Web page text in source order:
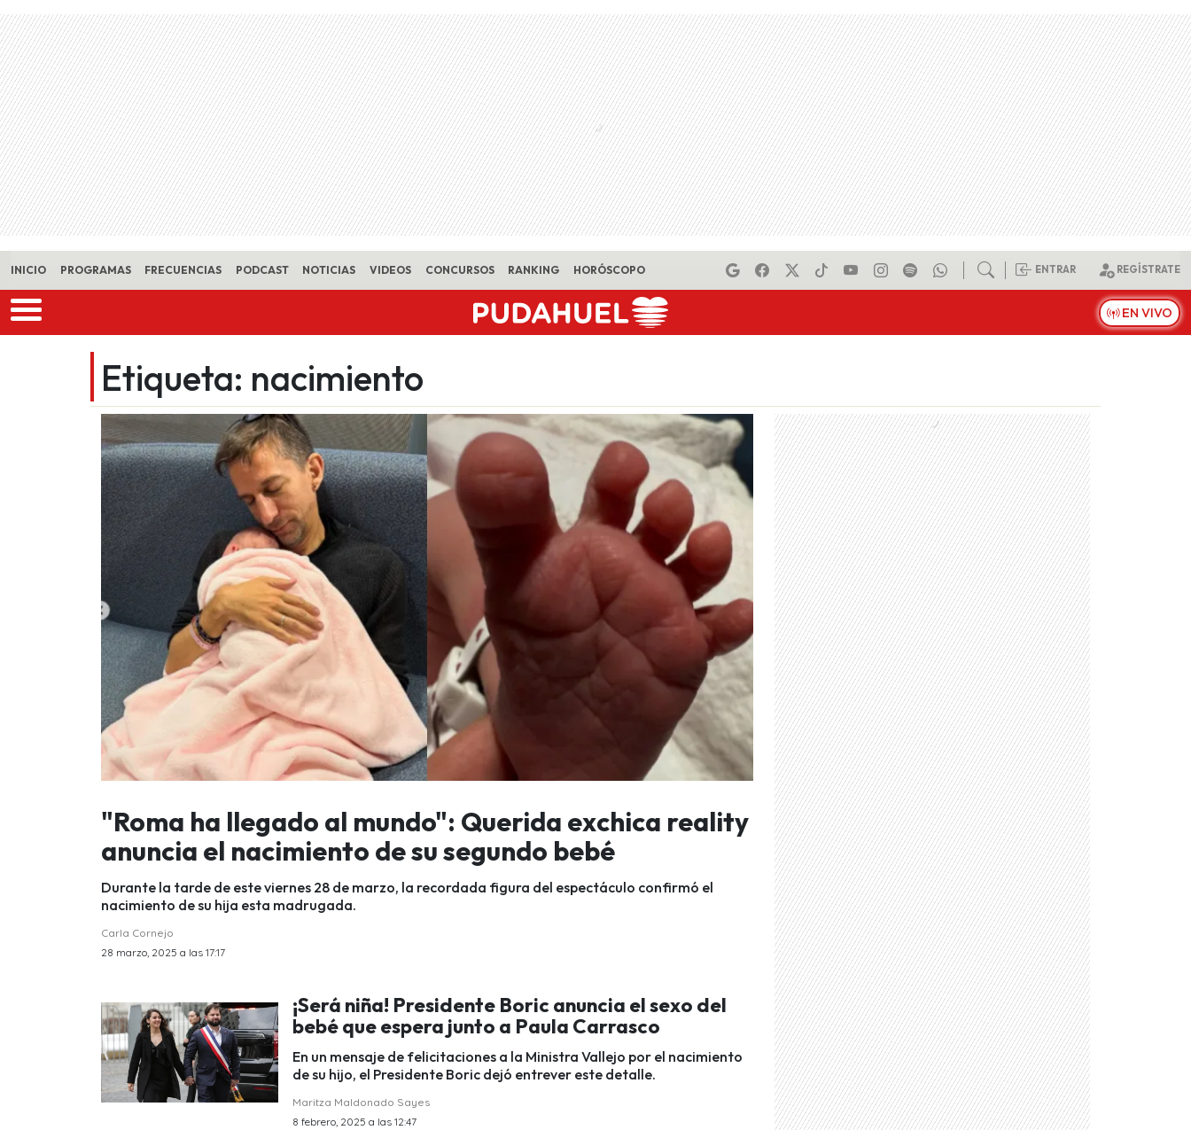
Skip to main content
INICIO PROGRAMAS FRECUENCIAS PODCAST NOTICIAS VIDEOS CONCURSOS RANKING HORÓSCOPO ENTRAR REGÍSTRATE
EN VIVO
Etiqueta: nacimiento
"Roma ha llegado al mundo": Querida exchica reality
anuncia el nacimiento de su segundo bebé
Durante la tarde de este viernes 28 de marzo, la recordada figura del espectáculo confirmó el
nacimiento de su hija esta madrugada.
Carla Cornejo
28 marzo, 2025 a las 17:17
¡Será niña! Presidente Boric anuncia el sexo del
bebé que espera junto a Paula Carrasco
En un mensaje de felicitaciones a la Ministra Vallejo por el nacimiento
de su hijo, el Presidente Boric dejó entrever este detalle.
Maritza Maldonado Sayes
8 febrero, 2025 a las 12:47